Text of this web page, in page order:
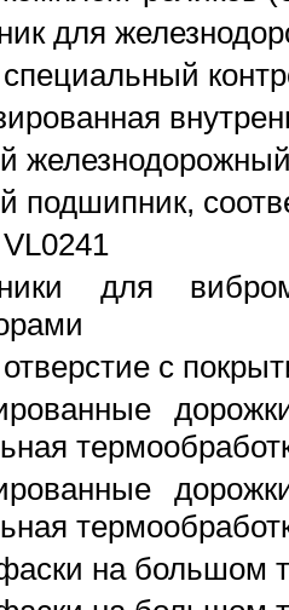
для
подшипник,
для
с
на большом